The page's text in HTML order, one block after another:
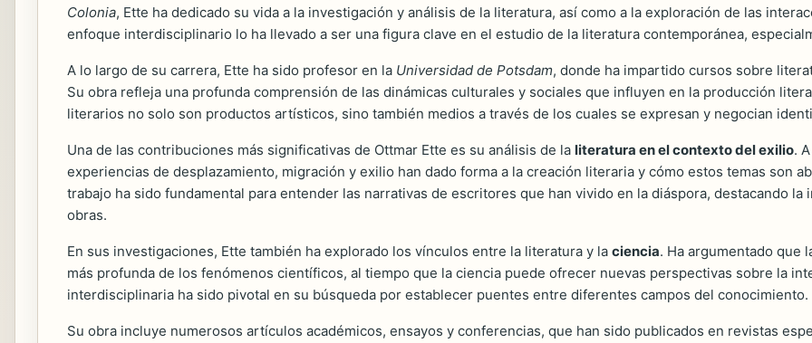
Colonia, Ette ha dedicado su vida a la investigación y análisis de la literatura, así como a la exploración de las
enfoque interdisciplinario lo ha llevado a ser una figura clave en el estudio de la literatura contemporánea,
A lo largo de su carrera, Ette ha sido profesor en la Universidad de Potsdam, donde ha impartido cursos sobre
Su obra refleja una profunda comprensión de las dinámicas culturales y sociales que influyen en la producción
literarios no solo son productos artísticos, sino también medios a través de los cuales se expresan y negocian
Una de las contribuciones más significativas de Ottmar Ette es su análisis de la literatura en el contexto del exilio.
experiencias de desplazamiento, migración y exilio han dado forma a la creación literaria y cómo estos temas son
trabajo ha sido fundamental para entender las narrativas de escritores que han vivido en la diáspora, destacando
obras.
En sus investigaciones, Ette también ha explorado los vínculos entre la literatura y la ciencia. Ha argumentado que
más profunda de los fenómenos científicos, al tiempo que la ciencia puede ofrecer nuevas perspectivas sobre la
interdisciplinaria ha sido pivotal en su búsqueda por establecer puentes entre diferentes campos del conocimiento.
Su obra incluye numerosos artículos académicos, ensayos y conferencias, que han sido publicados en revistas